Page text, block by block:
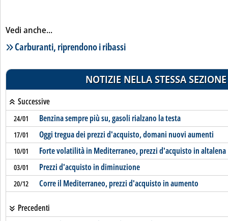
Vedi anche...
Lista notizie correlate
Carburanti, riprendono i ribassi
NOTIZIE NELLA STESSA SEZIONE
Successive
24/01 Benzina sempre più su, gasoli rialzano la testa
17/01 Oggi tregua dei prezzi d'acquisto, domani nuovi aumenti
10/01 Forte volatilità in Mediterraneo, prezzi d'acquisto in altalena
03/01 Prezzi d'acquisto in diminuzione
20/12 Corre il Mediterraneo, prezzi d'acquisto in aumento
Precedenti